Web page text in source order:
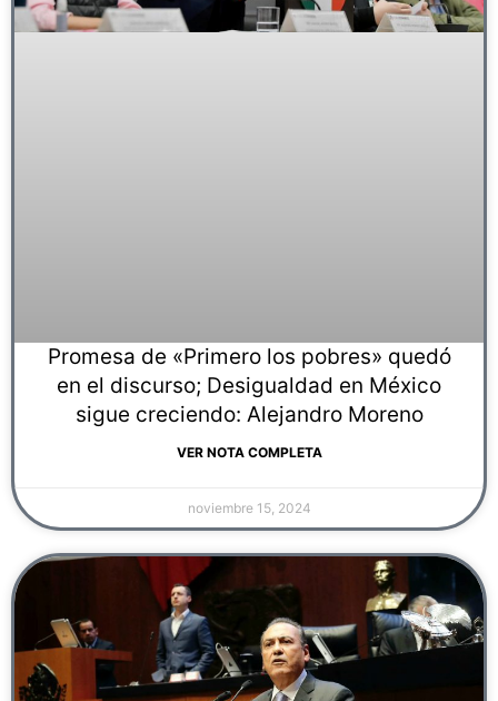
Promesa de «Primero los pobres» quedó
en el discurso; Desigualdad en México
sigue creciendo: Alejandro Moreno
VER NOTA COMPLETA
noviembre 15, 2024